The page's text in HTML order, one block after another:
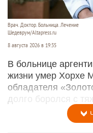
Врач. Доктор. Больница. Лечение
Шедеврум/Altapress.ru
8 августа 2026 в 19:35
В больнице
жизни умер Хорхе
обладателя
долго боролся с